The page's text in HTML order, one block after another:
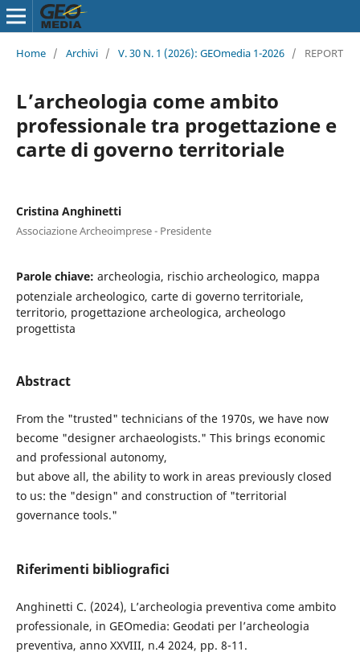
Home / Archivi / V. 30 N. 1 (2026): GEOmedia 1-2026 / REPORT
L’archeologia come ambito
professionale tra progettazione e
carte di governo territoriale
Cristina Anghinetti
Associazione Archeoimprese - Presidente
Parole chiave: archeologia, rischio archeologico, mappa
potenziale archeologico, carte di governo territoriale,
territorio, progettazione archeologica, archeologo
progettista
Abstract
From the "trusted" technicians of the 1970s, we have now
become "designer archaeologists." This brings economic
and professional autonomy,
but above all, the ability to work in areas previously closed
to us: the "design" and construction of "territorial
governance tools."
Riferimenti bibliografici
Anghinetti C. (2024), L’archeologia preventiva come ambito
professionale, in GEOmedia: Geodati per l’archeologia
preventiva, anno XXVIII, n.4 2024, pp. 8-11.